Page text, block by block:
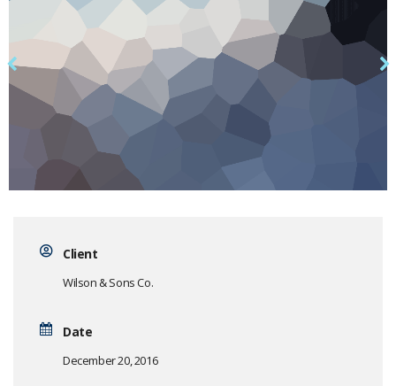
Client
Wilson & Sons Co.
Date
December 20, 2016